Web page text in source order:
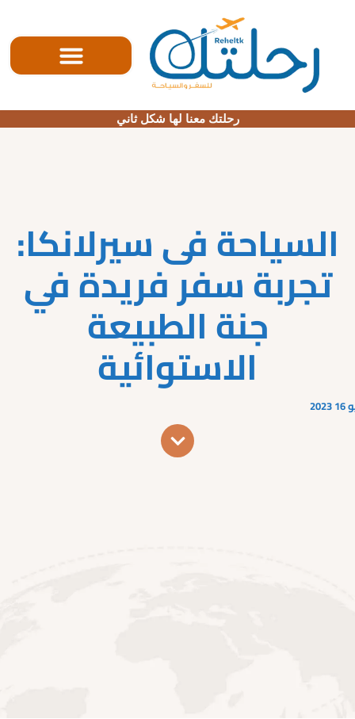
رحلتك معنا لها شكل ثاني
السياحة فى سيرلانكا:
تجربة سفر فريدة في
جنة الطبيعة
الاستوائية